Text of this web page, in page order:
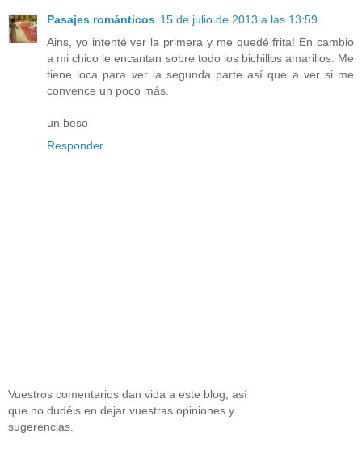
Pasajes románticos 15 de julio de 2013 a las 13:59
Ains, yo intenté ver la primera y me quedé frita! En cambio
a mi chico le encantan sobre todo los bichillos amarillos. Me
tiene loca para ver la segunda parte así que a ver si me
convence un poco más.
un beso
Responder
Vuestros comentarios dan vida a este blog, así
que no dudéis en dejar vuestras opiniones y
sugerencias.